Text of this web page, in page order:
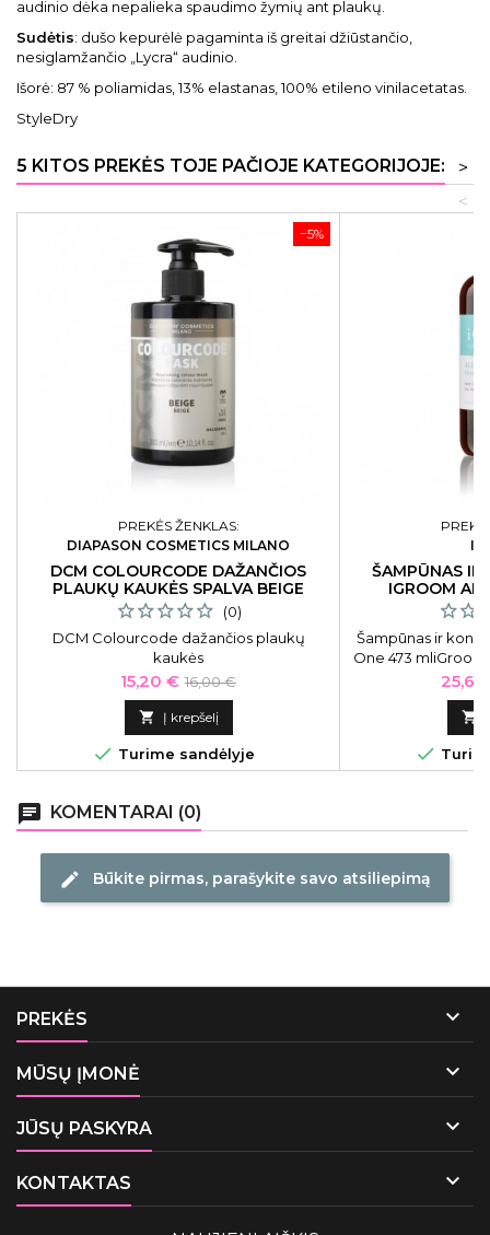
audinio dėka nepalieka spaudimo žymių ant plaukų.
Sudėtis: dušo kepurėlė pagaminta iš greitai džiūstančio,
nesiglamžančio „Lycra“ audinio.
Išorė: 87 % poliamidas, 13% elastanas, 100% etileno vinilacetatas.
StyleDry
5 KITOS PREKĖS TOJE PAČIOJE KATEGORIJOJE:
>
<
−5%
PREKĖS ŽENKLAS:
DIAPASON COSMETICS MILANO
DCM COLOURCODE DAŽANČIOS
PLAUKŲ KAUKĖS SPALVA BEIGE
(0)
DCM Colourcode dažančios plaukų
kaukės
Kaina
15,20 € Bazinė
kaina
16,00 €
 Į krepšelį
 Turime sandėlyje
ŠAMPŪNAS IR
IGROOM
Šampūnas ir
One 473 mliGroom
kondicionieriaus
bei giliai valo
suteikdamas
žvilgesio.
Kaina


chat KOMENTARAI (0)
edit Būkite pirmas, parašykite savo atsiliepimą
PREKĖS 
MŪSŲ ĮMONĖ 
JŪSŲ PASKYRA 
KONTAKTAS 